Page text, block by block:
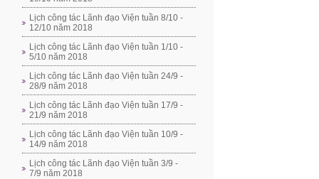
Lịch công tác Lãnh đạo Viện tuần 8/10 -
12/10 năm 2018
Lịch công tác Lãnh đạo Viện tuần 1/10 -
5/10 năm 2018
Lịch công tác Lãnh đạo Viện tuần 24/9 -
28/9 năm 2018
Lịch công tác Lãnh đạo Viện tuần 17/9 -
21/9 năm 2018
Lịch công tác Lãnh đạo Viện tuần 10/9 -
14/9 năm 2018
Lịch công tác Lãnh đạo Viện tuần 3/9 -
7/9 năm 2018